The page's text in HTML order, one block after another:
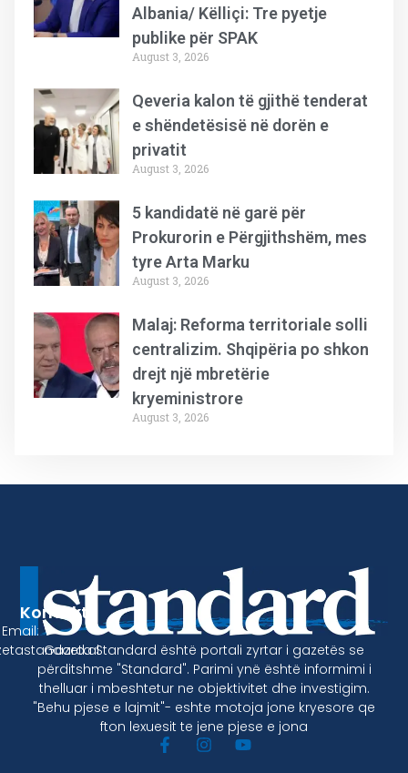
Albania/ Këlliçi: Tre pyetje
publike për SPAK
August 3, 2026
Qeveria kalon të gjithë tenderat
e shëndetësisë në dorën e
privatit
August 3, 2026
5 kandidatë në garë për
Prokurorin e Përgjithshëm, mes
tyre Arta Marku
August 3, 2026
Malaj: Reforma territoriale solli
centralizim. Shqipëria po shkon
drejt një mbretërie
kryeministrore
August 3, 2026
Gazeta Standard është portali zyrtar i gazetës se
përditshme "Standard". Parimi ynë është informimi i
thelluar i mbeshtetur ne objektivitet dhe investigim.
"Behu pjese e lajmit"- eshte motoja jone kryesore qe
fton lexuesit te jene pjese e jona
Kontakt
Email: